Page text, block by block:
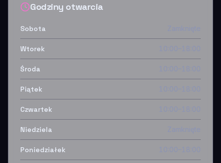
Godziny otwarcia
Sobota
Wtorek
Środa
Piątek
Czwartek
Niedziela
Poniedziałek